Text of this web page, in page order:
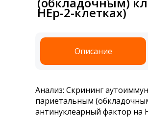
Подготовка к анализам
База знаний
Где сдать
Время работы
НЕр-2-клетках)
Описание
Анализ: Скрининг
париетальным
антинуклеарный фактор на